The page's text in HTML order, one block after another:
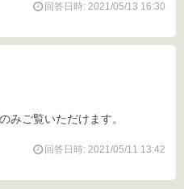
回答日時: 2021/05/13 16:30
みご覧いただけます。
回答日時: 2021/05/11 13:42